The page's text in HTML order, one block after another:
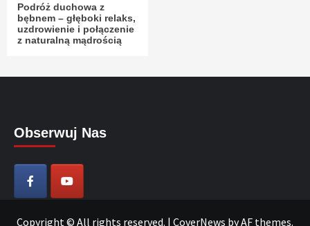
Podróż duchowa z
bębnem – głęboki relaks,
uzdrowienie i połączenie
z naturalną mądrością
Obserwuj Nas
Copyright © All rights reserved. | CoverNews by AF themes.